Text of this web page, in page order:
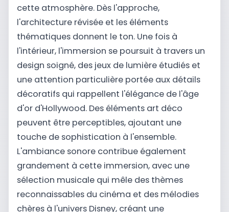
cette atmosphère. Dès l'approche,
l'architecture révisée et les éléments
thématiques donnent le ton. Une fois à
l'intérieur, l'immersion se poursuit à travers un
design soigné, des jeux de lumière étudiés et
une attention particulière portée aux détails
décoratifs qui rappellent l'élégance de l'âge
d'or d'Hollywood. Des éléments art déco
peuvent être perceptibles, ajoutant une
touche de sophistication à l'ensemble.
L'ambiance sonore contribue également
grandement à cette immersion, avec une
sélection musicale qui mêle des thèmes
reconnaissables du cinéma et des mélodies
chères à l'univers Disney, créant une